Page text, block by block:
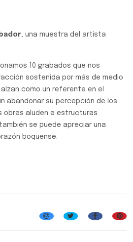
, una muestra del artista
10 grabados que nos
sostenida por más de medio
como un referente en el
abandonar su percepción de los
obras aluden a estructuras
se puede apreciar una
boquense.